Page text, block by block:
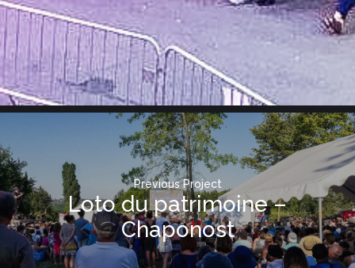
Previous Project
Loto du patrimoine –
Chaponost